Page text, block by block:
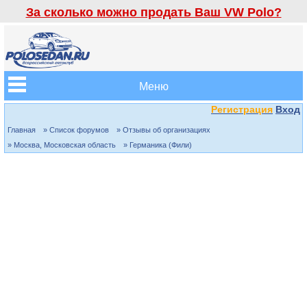
За сколько можно продать Ваш VW Polo?
Меню
Регистрация Вход
Главная » Список форумов
» Отзывы об организациях
» Москва, Московская область
» Германика (Фили)